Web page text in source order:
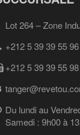
Lot 264 – Zone
+212 5 39 39 55 96
+212 5 39 39 55 98
Du lundi au
Samedi : 9h00 à